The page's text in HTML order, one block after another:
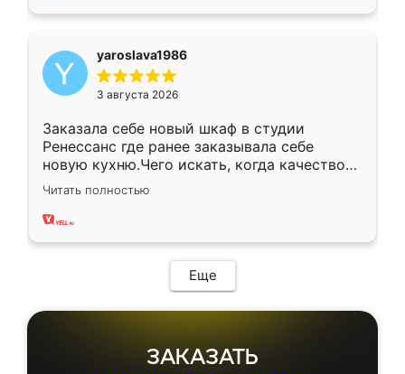
yaroslava1986
3 августа 2026
Заказала себе новый шкаф в студии
Ренессанс где ранее заказывала себе
новую кухню.Чего искать, когда качеством
вполне довольна. Служит кухня уже почти
два года, нареканий нет.
Читать полностью
Еще
ЗАКАЗАТЬ